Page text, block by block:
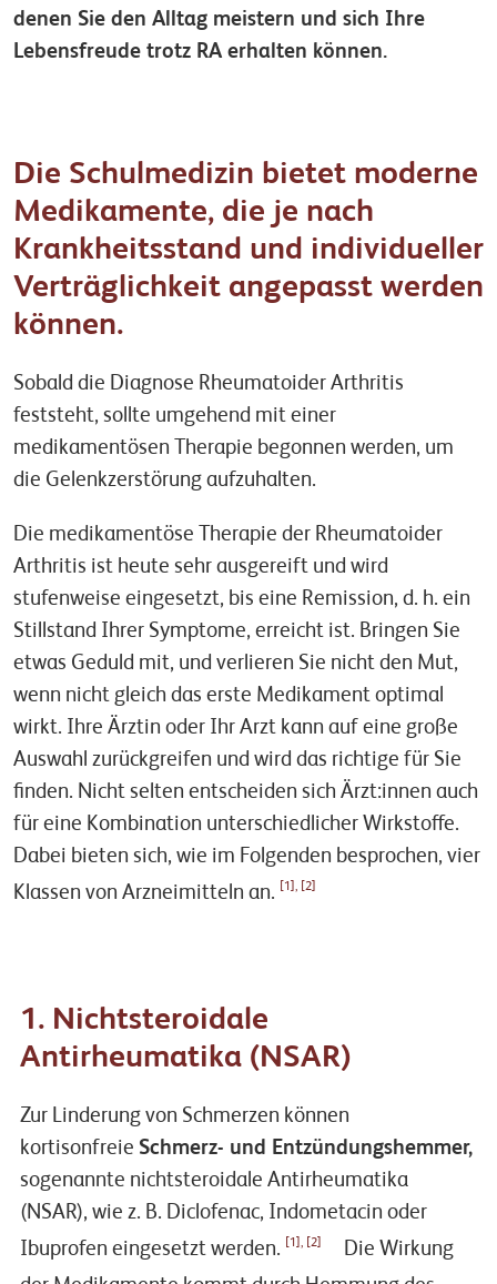
denen Sie den Alltag meistern und sich Ihre
Lebensfreude trotz RA erhalten können.
Die Schulmedizin bietet moderne
Medikamente, die je nach
Krankheitsstand und individueller
Verträglichkeit angepasst werden
können.
Sobald die Diagnose Rheumatoider Arthritis
feststeht, sollte umgehend mit einer
medikamentösen Therapie begonnen werden, um
die Gelenkzerstörung aufzuhalten.
Die medikamentöse Therapie der Rheumatoider
Arthritis ist heute sehr ausgereift und wird
stufenweise eingesetzt, bis eine Remission, d. h. ein
Stillstand Ihrer Symptome, erreicht ist. Bringen Sie
etwas Geduld mit, und verlieren Sie nicht den Mut,
wenn nicht gleich das erste Medikament optimal
wirkt. Ihre Ärztin oder Ihr Arzt kann auf eine große
Auswahl zurückgreifen und wird das richtige für Sie
finden. Nicht selten entscheiden sich Ärzt:innen auch
für eine Kombination unterschiedlicher Wirkstoffe.
Dabei bieten sich, wie im Folgenden besprochen, vier
Klassen von Arzneimitteln an.
[1], [2]
1. Nichtsteroidale
Antirheumatika (NSAR)
Zur Linderung von Schmerzen können
kortisonfreie Schmerz- und Entzündungshemmer,
sogenannte nichtsteroidale Antirheumatika
(NSAR), wie z. B. Diclofenac, Indometacin oder
Ibuprofen eingesetzt werden.
[1], [2]
Die Wirkung